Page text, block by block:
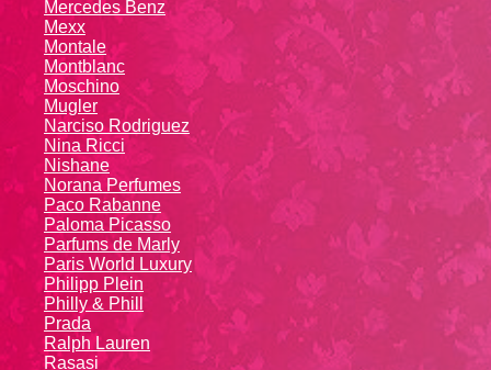
Mercedes Benz
Mexx
Montale
Montblanc
Moschino
Mugler
Narciso Rodriguez
Nina Ricci
Nishane
Norana Perfumes
Paco Rabanne
Paloma Picasso
Parfums de Marly
Paris World Luxury
Philipp Plein
Philly & Phill
Prada
Ralph Lauren
Rasasi